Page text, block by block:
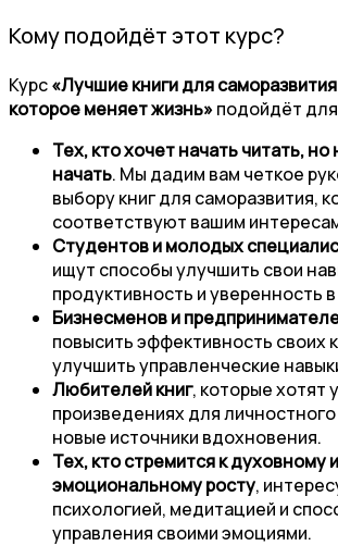
Кому подойдёт этот курс?
Курс«Лучшие книги для
которое меняет жизнь»подойдёт
Тех, кто хочет начать читать, но
начать. Мы дадим вам четкое
выбору книг для саморазвития,
соответствуют вашим
Студентов и молодых
ищут способы улучшить свои
продуктивность и уверенность
Бизнесменов и
повысить эффективность своих
улучшить управленческие
Любителей книг, которые хотят
произведениях для личностного
новые источники вдохновения.
Тех, кто стремится к духовному и
эмоциональному росту,
психологией, медитацией и
управления своими эмоциями.